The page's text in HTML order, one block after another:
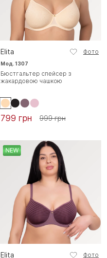
Elita Фото
Мод. 1307
Бюстгальтер спейсер з
жакардовою чашкою
799 грн 999 грн
NEW
Elita Фото